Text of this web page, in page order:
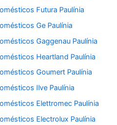
Futura Paulínia
Ge Paulínia
Gaggenau Paulínia
Heartland Paulínia
Goumert Paulínia
Ilve Paulínia
Elettromec Paulínia
Electrolux Paulínia